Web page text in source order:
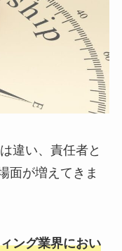
違い、責任者と
面が増えてきま
ング業界におい